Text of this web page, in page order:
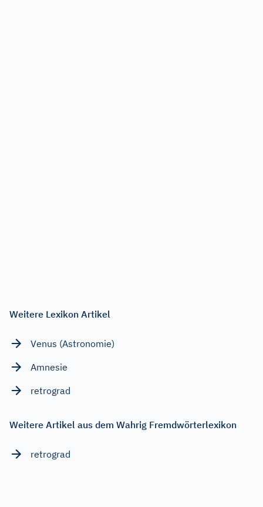
Weitere Lexikon Artikel
Venus (Astronomie)
Amnesie
retrograd
Weitere Artikel aus dem Wahrig Fremdwörterlexikon
retrograd